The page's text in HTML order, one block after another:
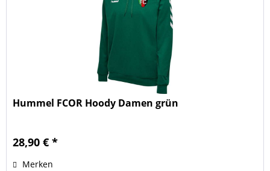
Hummel FCOR Hoody Damen grün
28,90 € *
Merken